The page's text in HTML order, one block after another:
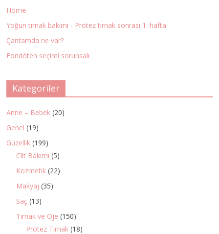
Home
Yoğun tırnak bakımı - Protez tırnak sonrası 1. hafta
Çantamda ne var?
Fondöten seçimi sorunsalı
Kategoriler
Anne – Bebek (20)
Genel (19)
Güzellik (199)
Cilt Bakımı (5)
Kozmetik (22)
Makyaj (35)
Saç (13)
Tırnak ve Oje (150)
Protez Tırnak (18)